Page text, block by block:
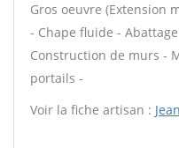
Gros oeuvre (Extension
- Chape fluide -
Construction de murs -
portails -
Voir la fiche artisan :